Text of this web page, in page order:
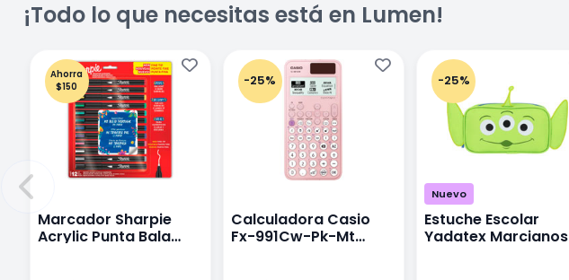
¡Todo lo que necesitas está en Lumen!
Ahorra
$150
Marcador Sharpie
Acrylic Punta Bala
-25%
Calculadora Casio
Fx-991Cw-Pk-Mt
-25%
Nuevo
Estuche Escolar
Yadatex Marcianos